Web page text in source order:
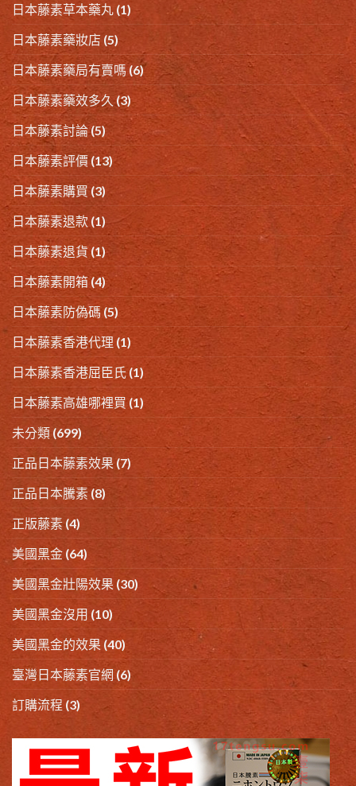
日本藤素草本藥丸 (1)
日本藤素藥妝店 (5)
日本藤素藥局有賣嗎 (6)
日本藤素藥效多久(3)
日本藤素討論(5)
日本藤素評價 (13)
日本藤素購買 (3)
日本藤素退款 (1)
日本藤素退貨 (1)
日本藤素開箱(4)
日本藤素防偽碼 (5)
日本藤素香港代理 (1)
日本藤素香港屈臣氏 (1)
日本藤素高雄哪裡買 (1)
未分類 (699)
正品日本藤素效果 (7)
正品日本騰素 (8)
正版藤素(4)
美國黑金 (64)
美國黑金壯陽效果 (30)
美國黑金沒用 (10)
美國黑金的效果 (40)
臺灣日本藤素官網 (6)
訂購流程 (3)